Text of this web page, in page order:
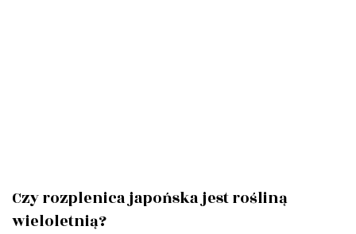
Czy rozplenica japońska jest rośliną
wieloletnią?